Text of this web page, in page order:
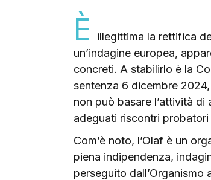
È
illegittima la rettifica
un’indagine europea,
concreti. A stabilirlo è la
sentenza 6 dicembre
non può basare l’attività
adeguati riscontri probatori
Com’è noto, l’Olaf è un
piena indipendenza,
perseguito